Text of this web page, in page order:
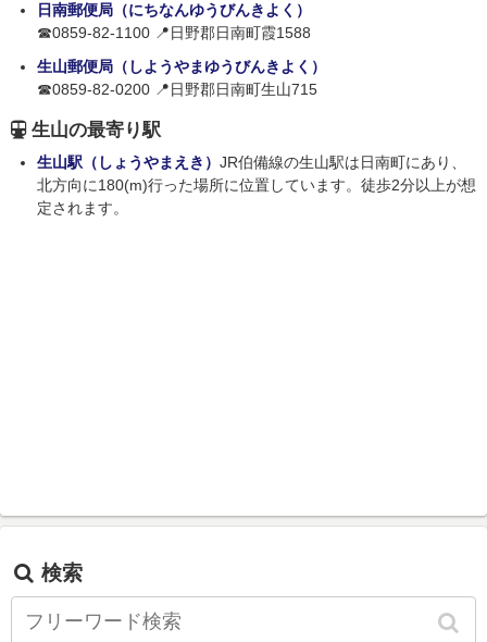
日南郵便局（にちなんゆうびんきよく）
☎0859-82-1100 📍日野郡日南町霞1588
生山郵便局（しようやまゆうびんきよく）
☎0859-82-0200 📍日野郡日南町生山715
生山の最寄り駅
生山駅（しょうやまえき） JR伯備線の生山駅は日南町にあり、
北方向に180(m)行った場所に位置しています。徒歩2分以上が想
定されます。
検索